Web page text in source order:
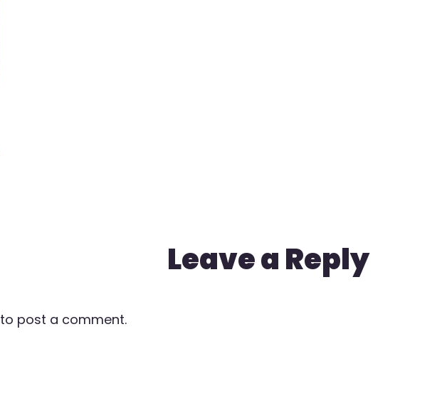
Leave a Reply
to post a comment.